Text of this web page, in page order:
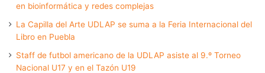
en bioinformática y redes complejas
La Capilla del Arte UDLAP se suma a la Feria Internacional del
Libro en Puebla
Staff de futbol americano de la UDLAP asiste al 9.º Torneo
Nacional U17 y en el Tazón U19